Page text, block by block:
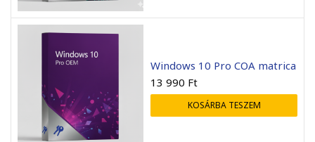
Windows 10 Pro COA matrica
13 990 Ft
KOSÁRBA TESZEM